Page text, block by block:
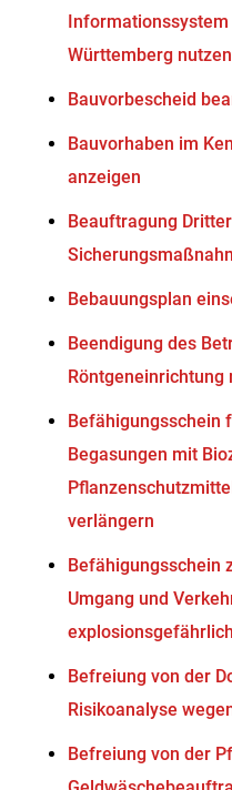
Informationssystem
Württemberg nutzen
Bauvorbescheid
Bauvorhaben im
anzeigen
Beauftragung
Bebauungsplan
Beendigung des
Röntgeneinrichtung
Befähigungsschein
Begasungen mit
verlängern
Befähigungsschein
Umgang und
Befreiung von der
Risikoanalyse
Befreiung von der